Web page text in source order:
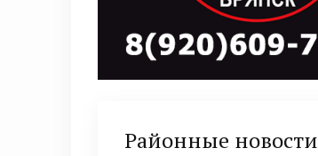
Районные новости